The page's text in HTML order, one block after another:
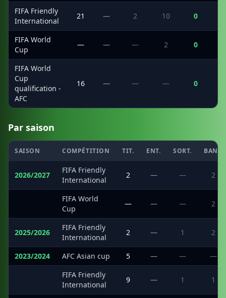
FIFA Friendly
International
21 — 2 10 0
FIFA World
Cup
— — — 2 0
FIFA World
Cup
qualification -
AFC
16 — — — 0
Par saison
SAISON COMPÉTITION TIT. ENT. SORT. BANC
2026/2027
FIFA Friendly
International
2 — — 2
FIFA World
Cup
— — — 2
2025/2026
FIFA Friendly
International
2 — 1 2
2023/2024 AFC Asian cup 5 — — —
FIFA Friendly
International
9 — 1 1